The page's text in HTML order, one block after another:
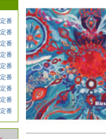
定番
定番
定番
定番
定番
定番
定番
定番
定番